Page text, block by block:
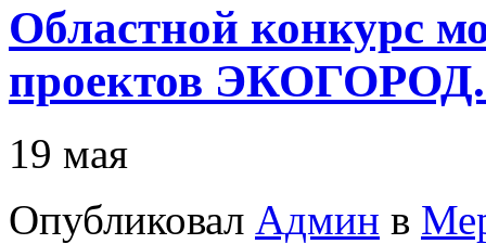
Областной конкурс
проектов
19 мая
Опубликовал Админ в